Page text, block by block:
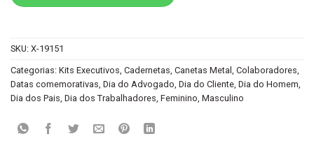
SKU: X-19151
Categorias: Kits Executivos, Cadernetas, Canetas Metal , Colaboradores,
Datas comemorativas, Dia do Advogado, Dia do Cliente, Dia do Homem,
Dia dos Pais, Dia dos Trabalhadores, Feminino, Masculino